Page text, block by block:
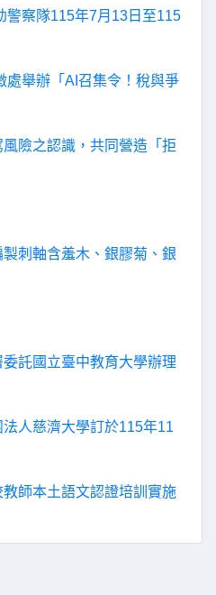
警察隊115年7月13日至115
處舉辦「AI召集令！稅與爭
險之認識，共同營造「拒
刺軸含羞木、銀膠菊、銀
託國立臺中教育大學辦理
人慈濟大學訂於115年11
師本土語文認證培訓實施